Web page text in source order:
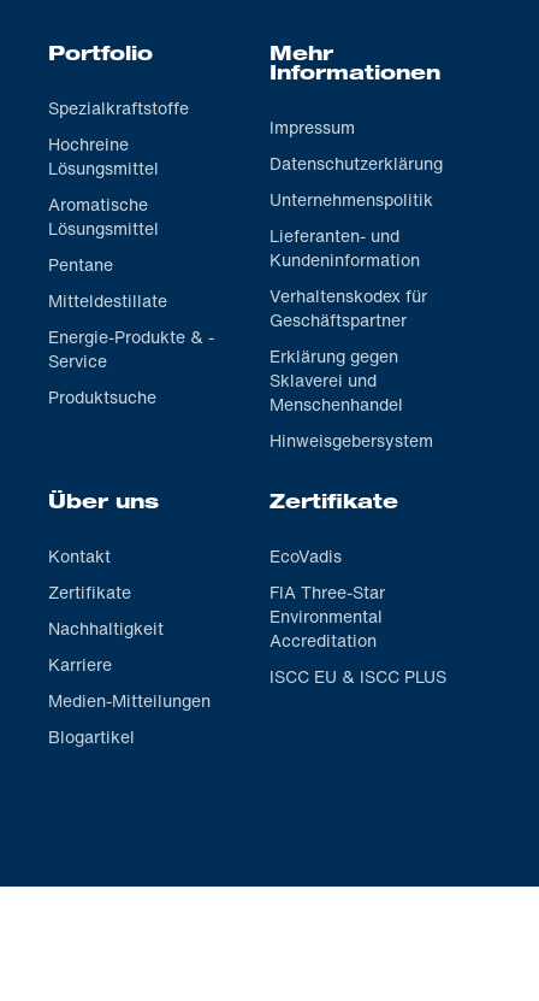
Portfolio
Spezialkraftstoffe
Hochreine
Lösungsmittel
Aromatische
Lösungsmittel
Pentane
Mitteldestillate
Energie-Produkte & -
Service
Produktsuche
Mehr
Informationen
Impressum
Datenschutzerklärung
Unternehmenspolitik
Lieferanten- und
Kundeninformation
Verhaltenskodex für
Geschäftspartner
Erklärung gegen
Sklaverei und
Menschenhandel
Hinweisgebersystem
Über uns
Kontakt
Zertifikate
Nachhaltigkeit
Karriere
Medien-Mitteilungen
Blogartikel
Zertifikate
EcoVadis
FIA Three-Star
Environmental
Accreditation
ISCC EU & ISCC PLUS
All rights reserved